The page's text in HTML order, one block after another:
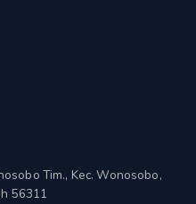
Tim., Kec. Wonosobo,
56311